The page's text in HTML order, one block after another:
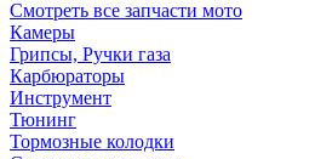
Смотреть все запчасти мото
Камеры
Грипсы, Ручки газа
Карбюраторы
Инструмент
Тюнинг
Тормозные колодки